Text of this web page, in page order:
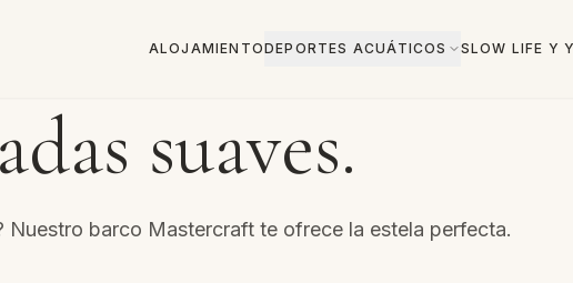
ALOJAMIENTODEPORTES ACUÁTICOS SLOW LIFE Y
suaves.
Nuestro barco Mastercraft te ofrece la estela perfecta.